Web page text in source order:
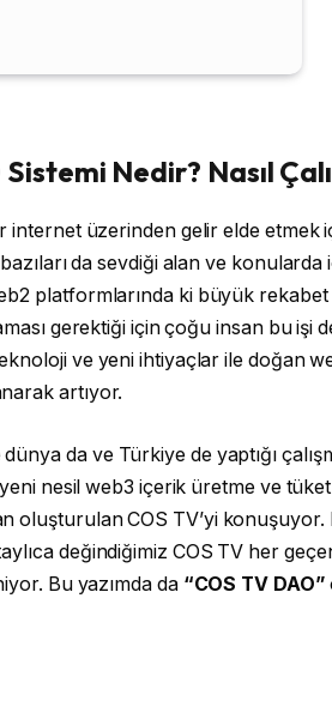
Nedir? Nasıl
internet üzerinden gelir elde etmek
bazıları da sevdiği alan ve
platformlarında ki büyük
gerektiği için çoğu insan bu işi
ve yeni ihtiyaçlar ile doğan
artıyor.
da ve Türkiye de yaptığı
nesil web3 içerik üretme ve
oluşturulan COS TV’yi konuşuyor.
değindiğimiz COS TV her
Bu yazımda da “COS TV DAO”